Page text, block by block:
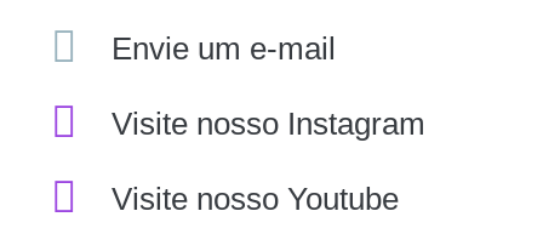
Envie um e-mail
Visite nosso Instagram
Visite nosso Youtube